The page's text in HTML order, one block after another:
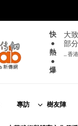
快
•
熱
•
爆
大
部
... 香
專訪 樹友陣